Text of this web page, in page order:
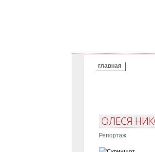
ВЫ ЗДЕСЬ
главная
ОЛЕСЯ
Репортаж